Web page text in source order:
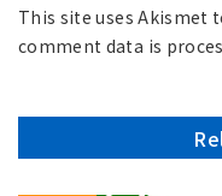
This site uses Akismet
comment data is